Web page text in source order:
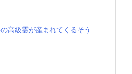
高級霊が産まれてくるそう